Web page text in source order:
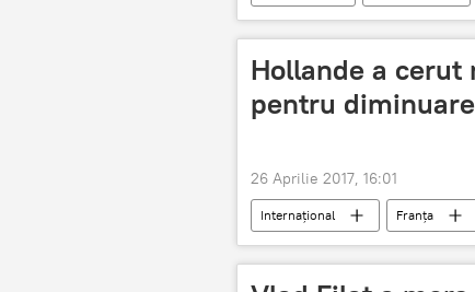
Hollande a
pentru
26 Aprilie 2017, 16:01
Internaţional Franța
Frontul Național
Alegerile